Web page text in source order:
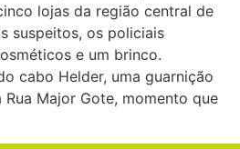
lojas da região central de
suspeitos, os policiais
e um brinco.
cabo Helder, uma guarnição
Major Gote, momento que